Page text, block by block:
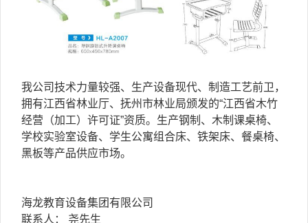
我公司技术力量较强、生产设备现代、制造工艺前卫，
拥有江西省林业厅、抚州市林业局颁发的“江西省木竹
经营（加工）许可证”资质。生产钢制、木制课桌椅、
学校实验室设备、学生公寓组合床、铁架床、餐桌椅、
黑板等产品供应市场。
海龙教育设备集团有限公司
联系人： 尧先生